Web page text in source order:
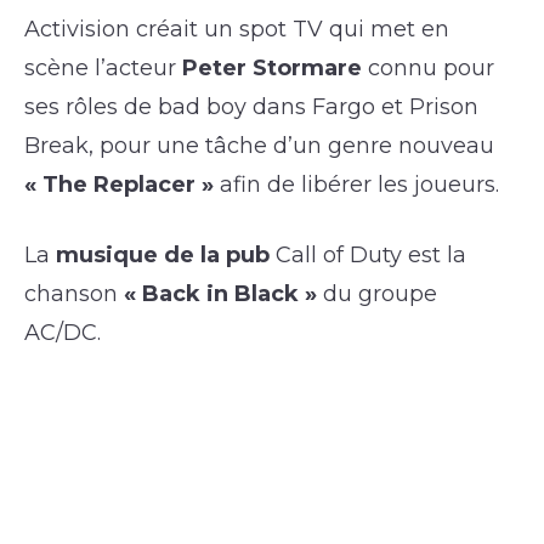
Activision créait un spot TV qui met en
scène l’acteur Peter Stormare connu pour
ses rôles de bad boy dans Fargo et Prison
Break, pour une tâche d’un genre nouveau
« The Replacer » afin de libérer les joueurs.
La musique de la pub Call of Duty est la
chanson« Back in Black » du groupe
AC/DC.